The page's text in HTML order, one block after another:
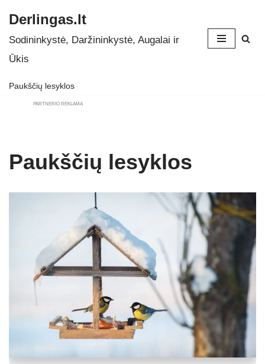
Skip
to
Derlingas.lt
Sodininkystė, Daržininkystė, Augalai ir
Ūkis
Paukščių lesyklos
PARTNERIO REKLAMA
Paukščių lesyklos